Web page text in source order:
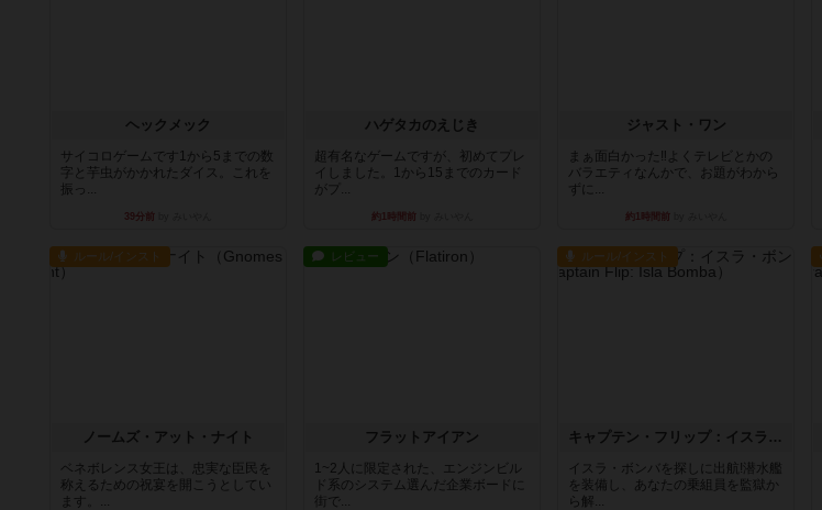
ヘックメック
サイコロゲームです1から5までの数
字と芋虫がかかれたダイス。これを
振っ...
39分前
ハゲタカのえじき
超有名なゲームですが、初めてプレ
イしました。1から15までのカード
がプ...
約1時間前
ジャスト・ワン
まぁ面白かった‼️よくテレビとかの
バラエティなんかで、お題がわから
ずに...
約1時間前
ルール/インスト
ノームズ・アット・ナイト
ベネボレンス女王は、忠実な臣民を
称えるための祝宴を開こうとしてい
ます。...
レビュー
フラットアイアン
1~2人に限定された、エンジンビル
ド系のシステム選んだ企業ボードに
街で...
ルール/インスト
キャプテン・フリップ：イスラ・ボンバ
イスラ・ボンバを探しに出航!潜水艦
を装備し、あなたの乗組員を監獄か
ら解...